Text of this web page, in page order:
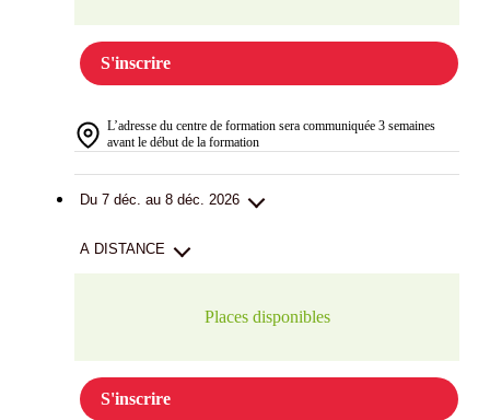
S'inscrire
L’adresse du centre de formation sera communiquée 3 semaines
avant le début de la formation
Du 7 déc. au 8 déc. 2026
A DISTANCE
Places disponibles
S'inscrire